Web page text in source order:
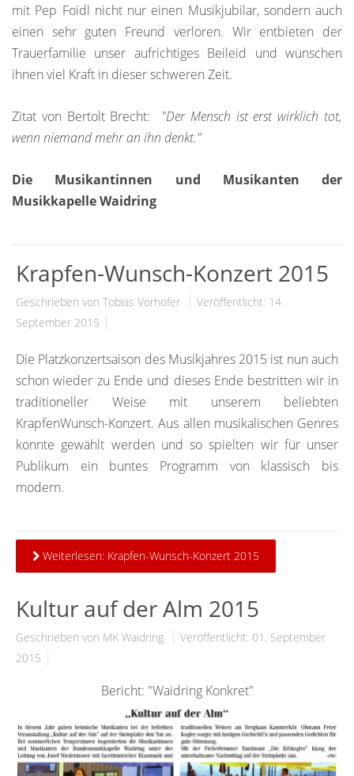
mit Pep Foidl nicht nur einen Musikjubilar, sondern auch
einen sehr guten Freund verloren. Wir entbieten der
Trauerfamilie unser aufrichtiges Beileid und wünschen
ihnen viel Kraft in dieser schweren Zeit.
Zitat von Bertolt Brecht: "Der Mensch ist erst wirklich tot,
wenn niemand mehr an ihn denkt."
Die Musikantinnen und Musikanten der
Musikkapelle Waidring
Krapfen-Wunsch-Konzert 2015
Geschrieben von Tobias Vorhofer
Veröffentlicht: 14.
September 2015
Die Platzkonzertsaison des Musikjahres 2015 ist nun auch
schon wieder zu Ende und dieses Ende bestritten wir in
traditioneller Weise mit unserem beliebten
KrapfenWunsch-Konzert. Aus allen musikalischen Genres
konnte gewählt werden und so spielten wir für unser
Publikum ein buntes Programm von klassisch bis
modern.
Weiterlesen: Krapfen-Wunsch-Konzert 2015
Kultur auf der Alm 2015
Geschrieben von MK Waidring
Veröffentlicht: 01. September
2015
Bericht: "Waidring Konkret"